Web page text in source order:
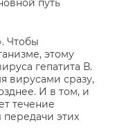
путь
Чтобы
этому
гепатита В.
вирусами сразу,
И в том, и
течение
передачи этих